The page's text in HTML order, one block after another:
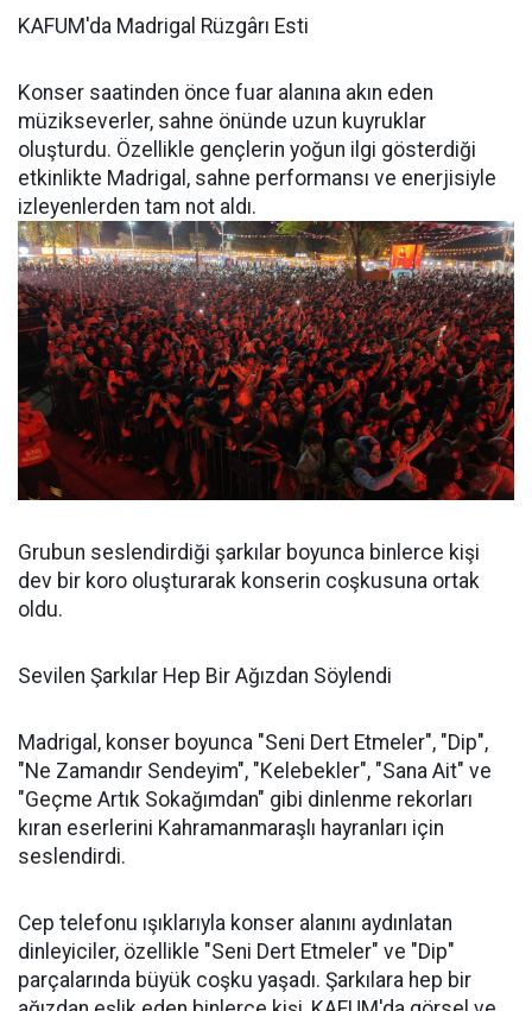
KAFUM'da Madrigal Rüzgârı Esti
Konser saatinden önce fuar alanına akın eden
müzikseverler, sahne önünde uzun kuyruklar
oluşturdu. Özellikle gençlerin yoğun ilgi gösterdiği
etkinlikte Madrigal, sahne performansı ve enerjisiyle
izleyenlerden tam not aldı.
Grubun seslendirdiği şarkılar boyunca binlerce kişi
dev bir koro oluşturarak konserin coşkusuna ortak
oldu.
Sevilen Şarkılar Hep Bir Ağızdan Söylendi
Madrigal, konser boyunca "Seni Dert Etmeler", "Dip",
"Ne Zamandır Sendeyim", "Kelebekler", "Sana Ait" ve
"Geçme Artık Sokağımdan" gibi dinlenme rekorları
kıran eserlerini Kahramanmaraşlı hayranları için
seslendirdi.
Cep telefonu ışıklarıyla konser alanını aydınlatan
dinleyiciler, özellikle "Seni Dert Etmeler" ve "Dip"
parçalarında büyük coşku yaşadı. Şarkılara hep bir